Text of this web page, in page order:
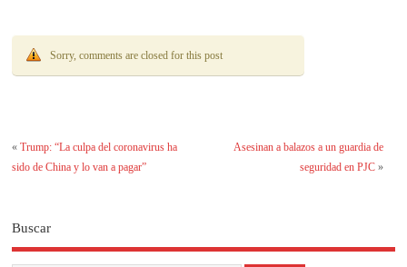
Sorry, comments are closed for this post
«Trump: “La culpa del coronavirus ha
sido de China y lo van a pagar”
Asesinan a balazos a un guardia de
seguridad en PJC»
Buscar